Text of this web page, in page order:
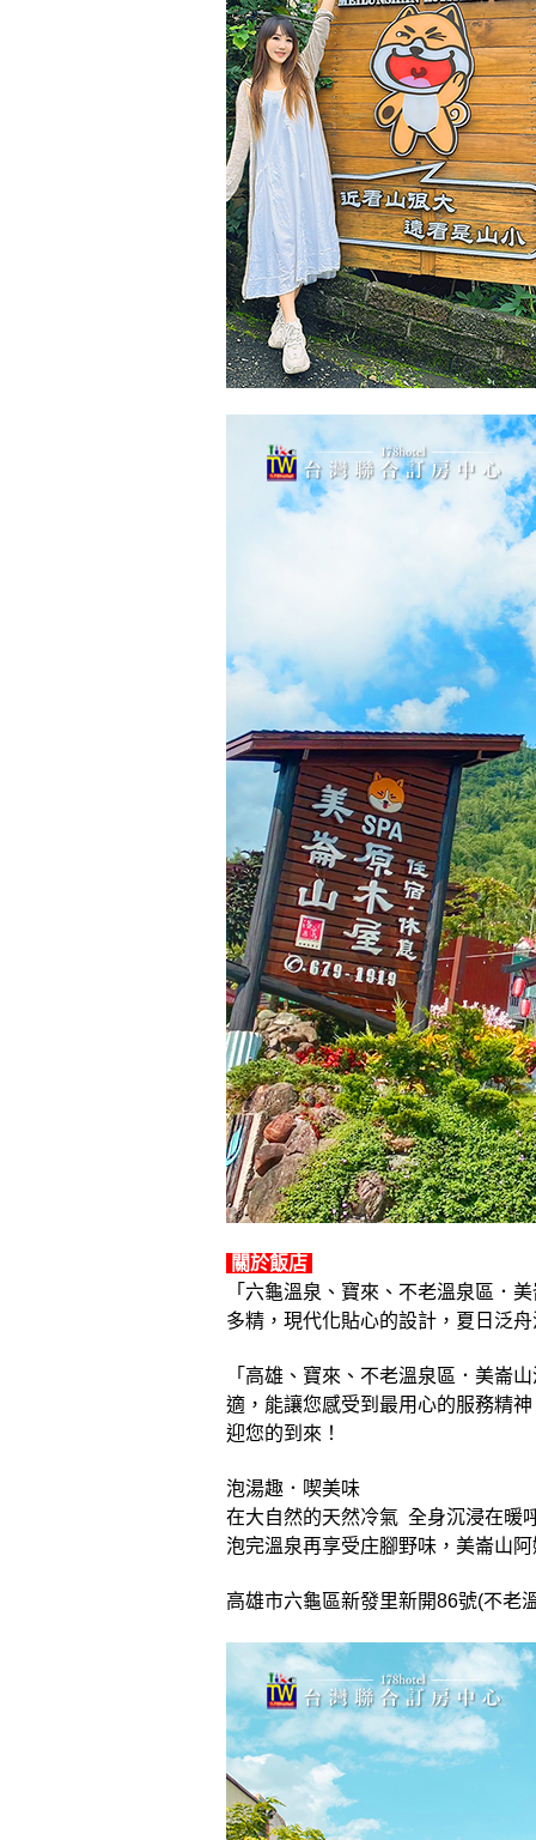
關於飯店
「六龜溫泉、寶來、不老溫泉區．
多精，現代化貼心的設計，夏日泛
「高雄、寶來、不老溫泉區．美崙
適，能讓您感受到最用心的服務精
迎您的到來！
泡湯趣．喫美味
在大自然的天然冷氣 全身沉浸在暖
泡完溫泉再享受庄腳野味，美崙山
高雄市六龜區新發里新開86號(不